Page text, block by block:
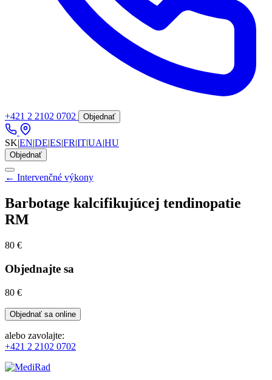
+421 2 2102 0702 Objednať
SK|EN|DE|ES|FR|IT|UA|HU
Objednať
← Intervenčné výkony
Barbotage kalcifikujúcej tendinopatie
RM
80 €
Objednajte sa
80 €
Objednať sa online
alebo zavolajte:
+421 2 2102 0702